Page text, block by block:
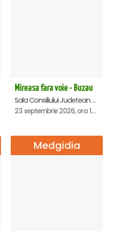
Mireasa fara voie - Buzau
Sala Consiliului Judetean Buzau, Buzau
23 septembrie 2026, ora 19:29
Medgidia